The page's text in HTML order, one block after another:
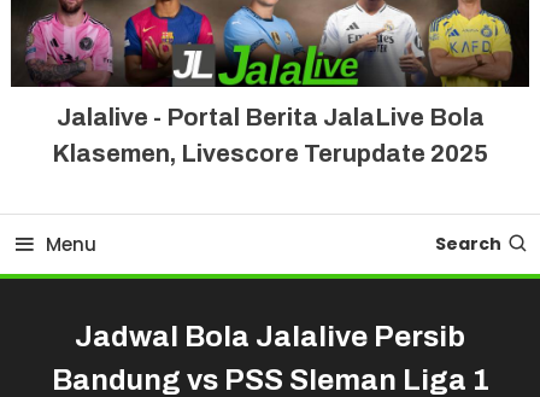
Jalalive - Portal Berita JalaLive Bola
Klasemen, Livescore Terupdate 2025
Menu Search
Jadwal Bola Jalalive Persib
Bandung vs PSS Sleman Liga 1